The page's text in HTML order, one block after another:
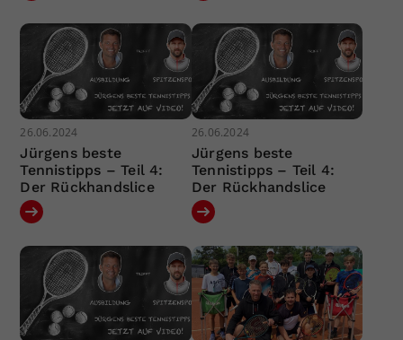
26.06.2024
Jürgens beste
Tennistipps – Teil 4:
Der Rückhandslice
26.06.2024
Jürgens beste
Tennistipps – Teil 4:
Der Rückhandslice